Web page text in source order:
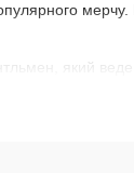
який веде